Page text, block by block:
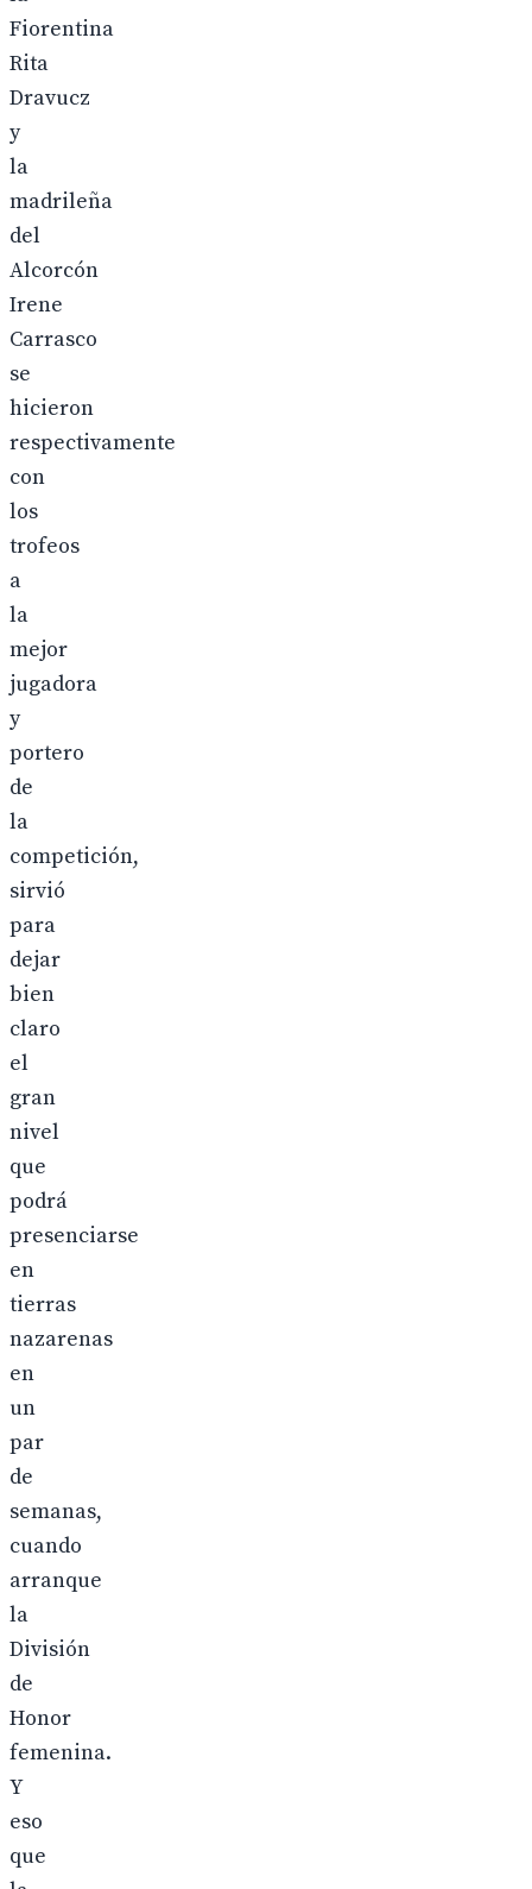
Fiorentina
Rita
Dravucz
y
la
madrileña
del
Alcorcón
Irene
Carrasco
se
hicieron
respectivamente
con
los
trofeos
a
la
mejor
jugadora
y
portero
de
la
competición,
sirvió
para
dejar
bien
claro
el
gran
nivel
que
podrá
presenciarse
en
tierras
nazarenas
en
un
par
de
semanas,
cuando
arranque
la
División
de
Honor
femenina.
Y
eso
que